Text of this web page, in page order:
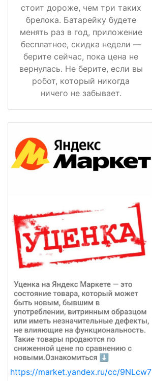
стоит дороже, чем три таких
брелока. Батарейку будете
менять раз в год, приложение
бесплатное, скидка недели —
берите сейчас, пока цена не
вернулась. Не берите, если вы
робот, который никогда
ничего не забывает.
https://market.yandex.ru/cc/9NLcw7